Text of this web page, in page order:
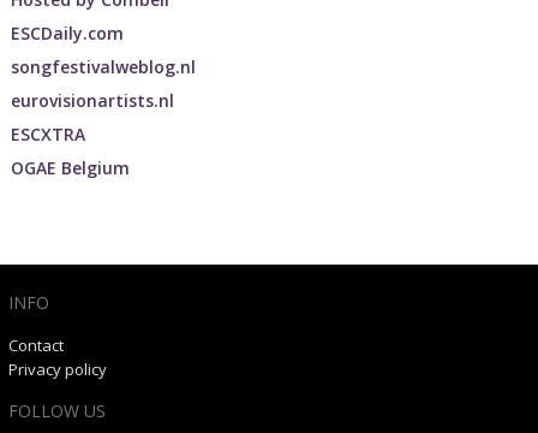
ESCDaily.com
songfestivalweblog.nl
eurovisionartists.nl
ESCXTRA
OGAE Belgium
INFO
Contact
Privacy policy
FOLLOW US